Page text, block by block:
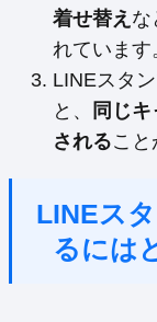
着せ替え な
れています
LINEスタ
と、
同じ
されること
LINEス
るには